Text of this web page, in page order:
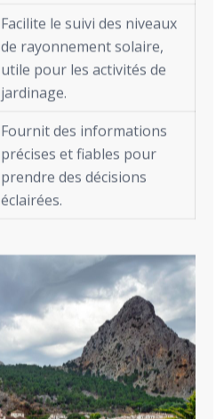
Facilite le suivi des niveaux
de rayonnement solaire,
utile pour les activités de
jardinage.
Fournit des informations
précises et fiables pour
prendre des décisions
éclairées.